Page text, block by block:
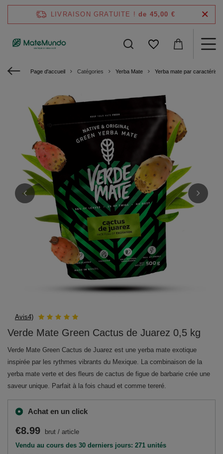
LIVRAISON GRATUITE ! de 45,00 €
Page d'accueil Catégories Yerba Mate Yerba mate par
Avis4)
Verde Mate Green Cactus de Juarez 0,5 kg
Verde Mate Green Cactus de Juarez est une yerba mate exotique
inspirée par les rythmes vibrants du Mexique. La combinaison de la
yerba mate verte et des fleurs de cactus de figue de barbarie crée une
saveur unique. Parfait à la fois chaud et comme tereré.
Achat en un click
€8.99 brut / article
Vendu au cours des 30 derniers jours: 271 unités